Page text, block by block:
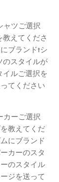
ャツご選択
えてくださ
ブランドtシ
のスタイルが
ルご選択を
てください
カーご選択
教えてくだ
にブランド
カーのスタ
のスタイル
ジを送って